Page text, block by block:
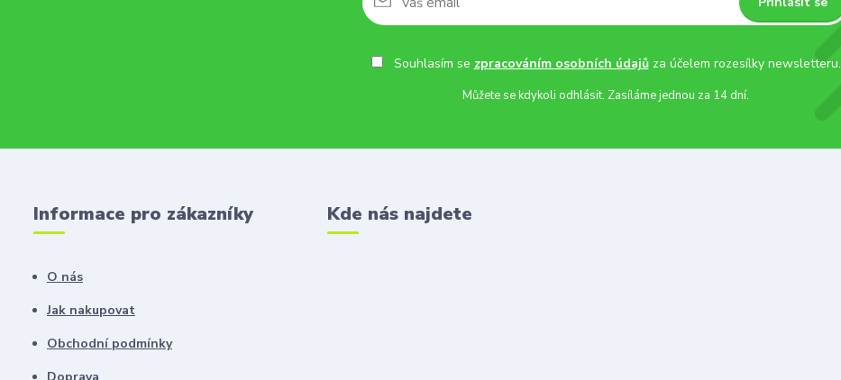
Souhlasím se zpracováním osobních údajůza účelem rozesílky newsletteru.
Můžete se kdykoli odhlásit. Zasíláme jednou za 14 dní.
Informace pro zákazníky
O nás
Jak nakupovat
Obchodní podmínky
Kde nás najdete